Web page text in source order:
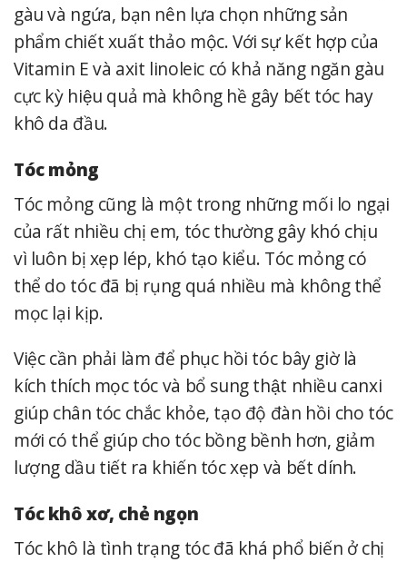
gàu và ngứa, bạn nên lựa chọn những sản
phẩm chiết xuất thảo mộc. Với sự kết hợp của
Vitamin E và axit linoleic có khả năng ngăn gàu
cực kỳ hiệu quả mà không hề gây bết tóc hay
khô da đầu.
Tóc mỏng
Tóc mỏng cũng là một trong những mối lo ngại
của rất nhiều chị em, tóc thường gây khó chịu
vì luôn bị xẹp lép, khó tạo kiểu. Tóc mỏng có
thể do tóc đã bị rụng quá nhiều mà không thể
mọc lại kịp.
Việc cần phải làm để phục hồi tóc bây giờ là
kích thích mọc tóc và bổ sung thật nhiều canxi
giúp chân tóc chắc khỏe, tạo độ đàn hồi cho tóc
mới có thể giúp cho tóc bồng bềnh hơn, giảm
lượng dầu tiết ra khiến tóc xẹp và bết dính.
Tóc khô xơ, chẻ ngọn
Tóc khô là tình trạng tóc đã khá phổ biến ở chị